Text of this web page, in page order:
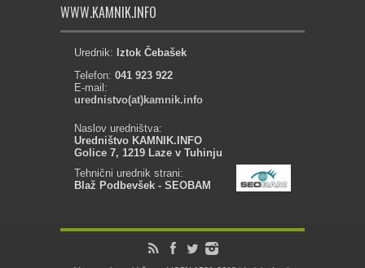
WWW.KAMNIK.INFO
Urednik: Iztok Čebašek
Telefon: 041 923 922
E-mail:
urednistvo(at)kamnik.info
Naslov uredništva:
Uredništvo KAMNIK.INFO
Golice 7, 1219 Laze v Tuhinju
Tehnični urednik strani:
Blaž Podbevšek - SEOBAM